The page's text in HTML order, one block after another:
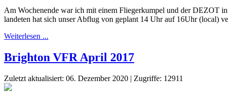
Am Wochenende war ich mit einem Fliegerkumpel und der DEZOT
landeten hat sich unser Abflug von geplant 14 Uhr auf 16Uhr (local)
Weiterlesen ...
Brighton VFR April 2017
Zuletzt aktualisiert: 06. Dezember 2020 | Zugriffe: 12911